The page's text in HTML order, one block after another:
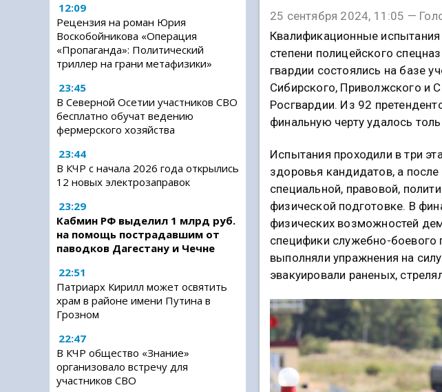
12:09
Рецензия на роман Юрия
Воскобойникова «Операция
«Пропаганда»: Политический
триллер на грани метафизики»
23:45
В Северной Осетии участников СВО
бесплатно обучат ведению
фермерского хозяйства
23:44
В КЧР с начала 2026 года открылись
12 новых электрозаправок
23:29
Кабмин РФ выделил 1 млрд руб.
на помощь пострадавшим от
паводков Дагестану и Чечне
22:51
Патриарх Кирилл может освятить
храм в районе имени Путина в
Грозном
22:47
В КЧР общество «Знание»
организовало встречу для
участников СВО
25 сентября 2024, 11:05 —
Квалификационные
степени полицейского
гвардии состоялись на базе
Сибирского, Приволжского и
Росгвардии. Из 92
финальную черту удалось
Испытания проходили в три
здоровья кандидатов, а
специальной, правовой,
физической подготовке. В
физических возможностей
специфики служебно-боевого
выполняли упражнения на
эвакуировали раненых,